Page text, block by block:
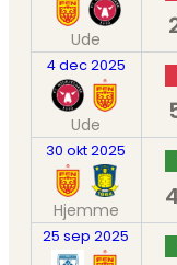
Ude
4 dec 2025
Ude
30 okt 2025
Hjemme
25 sep 2025